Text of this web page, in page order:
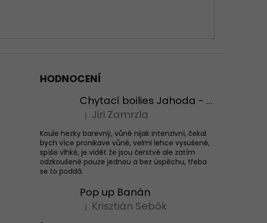
HODNOCENÍ
Chytací boilies Jahoda - testovací balení
Hodnocení produktu je 4 z 5 hvězdiček.
| Jiri Zamrzla
Koule hezky barevný, vůně nijak intenzivní, čekal
bych více pronikave vůně, velmi lehce vysušené,
spíše vlhké, je vidět že jsou čerstvé ale zatím
odzkoušené pouze jednou a bez úspěchu, třeba
se to poddá.
Pop up Banán
Hodnocení produktu je 5 z 5 hvězdiček.
| Krisztián Sebők